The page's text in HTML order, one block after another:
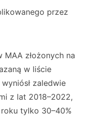
przez
złożonych na
w liście
zaledwie
z lat 2018–2022,
tylko 30–40%